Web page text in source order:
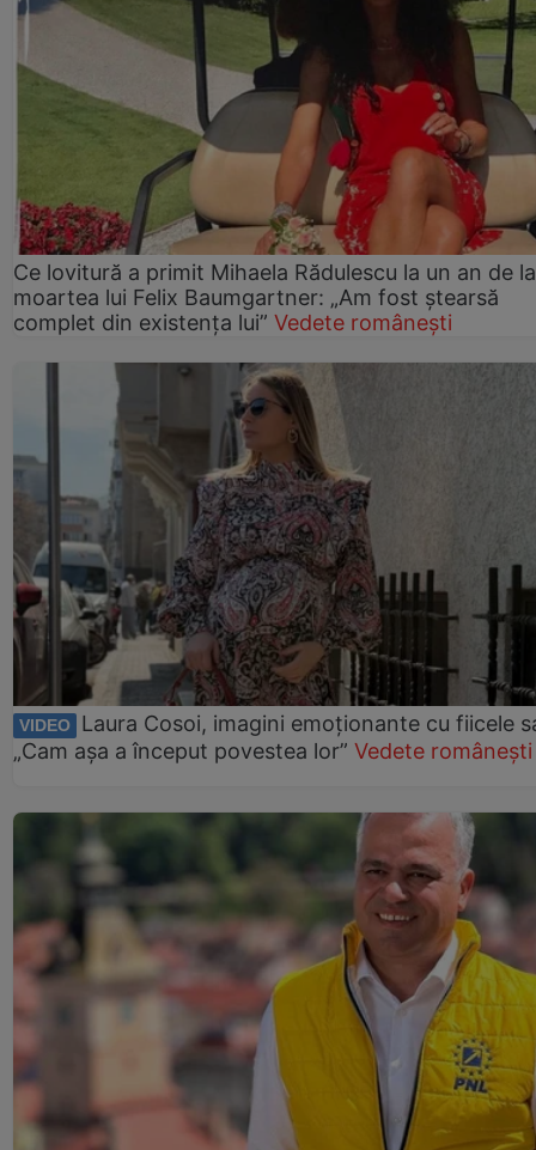
Ce lovitură a primit Mihaela Rădulescu la un an de la
moartea lui Felix Baumgartner: „Am fost ștearsă
complet din existența lui” Vedete românești
VIDEO
Laura Cosoi, imagini emoționante cu fiicele
„Cam așa a început povestea lor” Vedete românești